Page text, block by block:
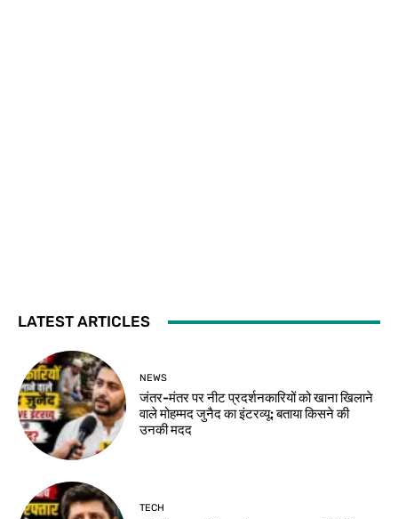
LATEST ARTICLES
NEWS
जंतर-मंतर पर नीट प्रदर्शनकारियों को खाना खिलाने
वाले मोहम्मद जुनैद का इंटरव्यू: बताया किसने की
उनकी मदद
TECH